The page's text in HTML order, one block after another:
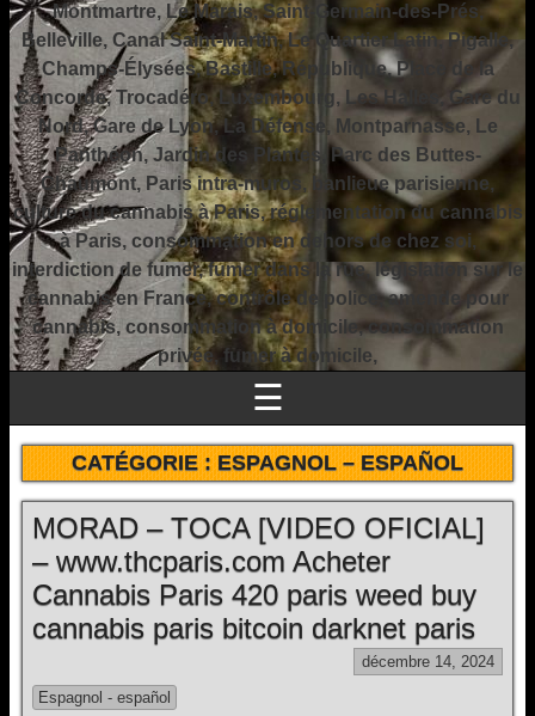
Montmartre, Le Marais, Saint-Germain-des-Prés,
Belleville, Canal Saint-Martin, Le Quartier Latin, Pigalle,
Champs-Élysées, Bastille, République, Place de la
Concorde, Trocadéro, Luxembourg, Les Halles, Gare du
Nord, Gare de Lyon, La Défense, Montparnasse, Le
Panthéon, Jardin des Plantes, Parc des Buttes-
Chaumont, Paris intra-muros, banlieue parisienne,
culture du cannabis à Paris, réglementation du cannabis
à Paris, consommation en dehors de chez soi,
interdiction de fumer, fumer dans la rue, législation sur le
cannabis en France, contrôle de police, amende pour
cannabis, consommation à domicile, consommation
privée, fumer à domicile,
☰
CATÉGORIE :ESPAGNOL – ESPAÑOL
MORAD – TOCA [VIDEO OFICIAL]
– www.thcparis.com Acheter
Cannabis Paris 420 paris weed buy
cannabis paris bitcoin darknet paris
décembre 14, 2024
Espagnol - español